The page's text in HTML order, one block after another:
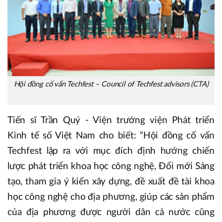
Hội đồng cố vấn Techfest – Council of Techfest advisors (CTA)
Tiến sĩ Trần Quý - Viện trưởng viện Phát triển
Kinh tế số Việt Nam cho biết: “Hội đồng cố vấn
Techfest lập ra với mục đích định hướng chiến
lược phát triển khoa học công nghệ, Đổi mới Sáng
tạo, tham gia ý kiến xây dựng, đề xuất đề tài khoa
học công nghệ cho địa phương, giúp các sản phẩm
của địa phương được người dân cả nước cũng